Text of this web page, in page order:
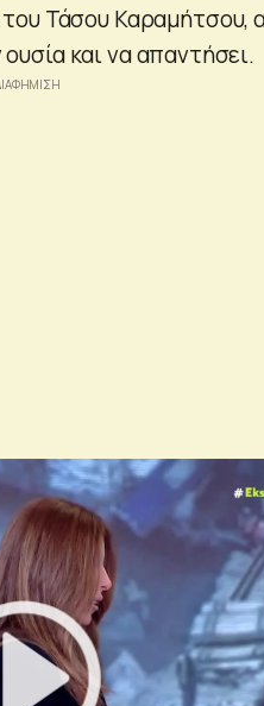
Τάσου Καραμήτσου,
και να απαντήσει.